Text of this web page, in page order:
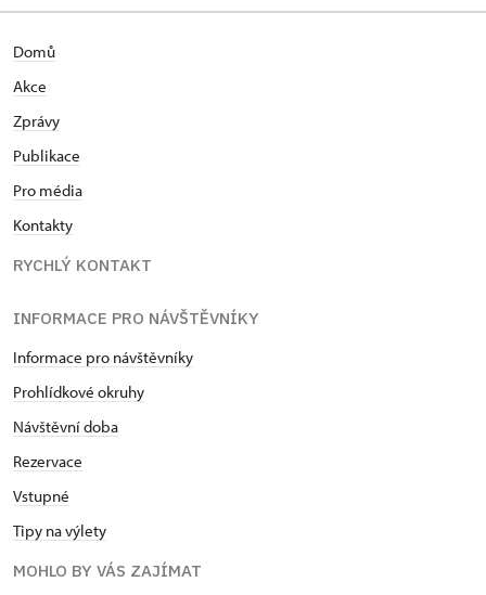
Domů
Akce
Zprávy
Publikace
Pro média
Kontakty
RYCHLÝ KONTAKT
INFORMACE PRO NÁVŠTĚVNÍKY
Informace pro návštěvníky
Prohlídkové okruhy
Návštěvní doba
Rezervace
Vstupné
Tipy na výlety
MOHLO BY VÁS ZAJÍMAT